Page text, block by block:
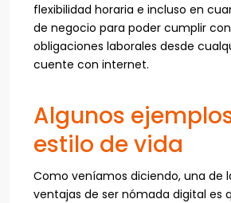
flexibilidad horaria e incluso en
de negocio para poder cumplir
obligaciones laborales desde
cuente con internet.
Algunos
estilo de vida
Como veníamos diciendo, una de
ventajas de ser nómada digital es